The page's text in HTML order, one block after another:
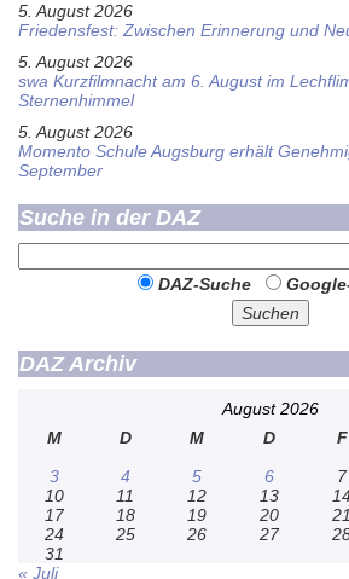
5. August 2026
Friedensfest: Zwischen Erinnerung und
5. August 2026
swa Kurz­film­nacht am 6. August im
Sternen­himmel
5. August 2026
Momento Schule Augsburg erhält
September
Suche in der DAZ
DAZ-Suche
Suchen
DAZ Archiv
August 2026
M
D M D F
3
4 5 6 7
10
11 12 13
17
18 19 20 21
24
25 26 27
31
« Juli